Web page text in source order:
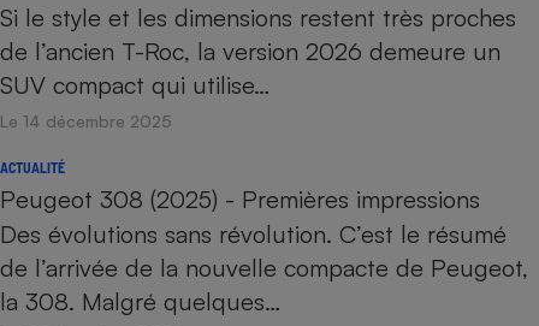
Si le style et les dimensions restent très proches
de l’ancien T-Roc, la version 2026 demeure un
SUV compact qui utilise…
Le 14 décembre 2025
ACTUALITÉ
Peugeot 308 (2025) - Premières impressions
Des évolutions sans révolution. C’est le résumé
de l’arrivée de la nouvelle compacte de Peugeot,
la 308. Malgré quelques…